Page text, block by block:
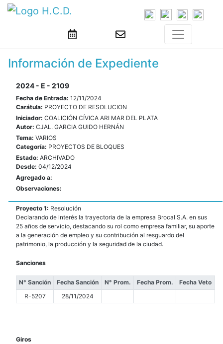
Información de Expediente
2024 - E - 2109
Fecha de Entrada: 12/11/2024
Carátula: PROYECTO DE RESOLUCION
Iniciador: COALICIÓN CÍVICA ARI MAR DEL PLATA
Autor: CJAL. GARCIA GUIDO HERNÁN
Tema: VARIOS
Categoría: PROYECTOS DE BLOQUES
Estado: ARCHIVADO
Desde: 04/12/2024
Agregado a:
Observaciones:
Proyecto 1: Resolución
Declarando de interés la trayectoria de la empresa Brocal S.A. en sus
25 años de servicio, destacando su rol como empresa familiar, su aporte
a la generación de empleo y su contribución al resguardo del
patrimonio, la producción y la seguridad de la ciudad.
Sanciones
N° Sanción Fecha Sanción N° Prom. Fecha Prom.
Fecha Veto
R-5207
28/11/2024
Giros